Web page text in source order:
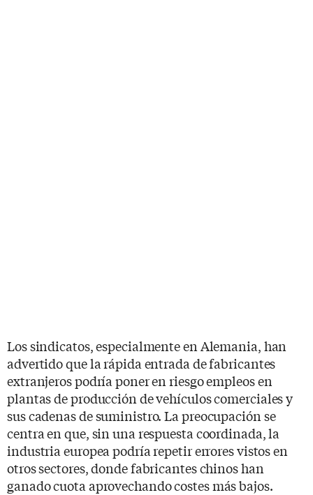
Los sindicatos, especialmente en Alemania, han
advertido que la rápida entrada de fabricantes
extranjeros podría poner en riesgo empleos en
plantas de producción de vehículos comerciales y
sus cadenas de suministro. La preocupación se
centra en que, sin una respuesta coordinada, la
industria europea podría repetir errores vistos en
otros sectores, donde fabricantes chinos han
ganado cuota aprovechando costes más bajos.